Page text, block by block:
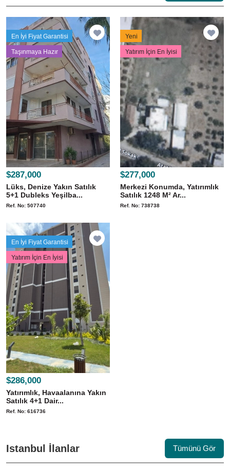
En İyi Fiyat Garantisi
Taşınmaya Hazır
$287,000
Lüks, Denize Yakın Satılık
5+1 Dubleks Yeşilba...
Ref. No: 507740
Yeni
Yatırım İçin En İyisi
$277,000
Merkezi Konumda, Yatırımlık
Satılık 1248 M² Ar...
Ref. No: 738738
En İyi Fiyat Garantisi
Yatırım İçin En İyisi
$286,000
Yatırımlık, Havaalanına Yakın
Satılık 4+1 Dair...
Ref. No: 616736
Istanbul İlanlar Tümünü Gör